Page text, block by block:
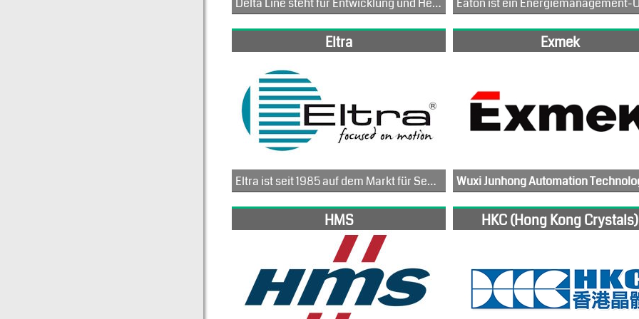
Eltra
Eltra ist seit 1985 auf dem Markt für Sensoren für automatisierte Systeme tätig. In diesen über 30 Jahren ist das Unternehmen kontinuierlich gewachsen und hat sein Technologieangebot erweitert (über 4.000 Produktcodes und durchschnittlich 120.000 Artikel werden pro Jahr hergestellt). Gleichzeitig hat es seine Flexibilität und Fähigkeit bewahrt, maßgeschneiderte Produkte nach den spezifischen Anforderungen des Kunden zu entwerfen und herzustellen – Eigenschaften, die die Marke Eltra schon immer ausgezeichnet haben.
Exmek
Mit dem vielfältigsten Produktprogramm können wir Ihre einzigartigsten und präzisesten
Dazu gehören Sonnennachführung, Materialhandhabung, Medizin, Halbleiter, Automobil, Roboter, Büroautomation, Textil, Landwirtschaft usw. Unsere Erfahrung mit den Produkten und der Anwendungsgeschichte in den verschiedenen Branchen ermöglicht es uns, jedes einzelne technische Detail zu verstehen und zu berücksichtigen , vom Design
HMS HKC (Hong Kong Crystals)